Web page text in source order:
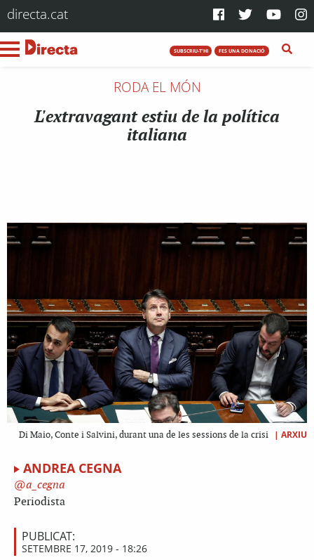
directa.cat
SUBSCRIU-T'HI FES UNA DONACIÓ
RODA EL MÓN
L'extravagant estiu de la política
italiana
Di Maio, Conte i Salvini, durant una de les sessions de la crisi | ARXIU
ANDREA CEGNA
a_cegna
Periodista
PUBLICAT:
SETEMBRE 17, 2019 - 18:26